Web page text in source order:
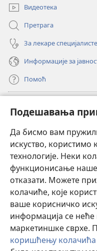
Подешавања
Да бисмо вам
искуство, користимо
технологије. Неки
функционисање
отказати. Можете
колачиће, које
ваше корисничко
информација се неће
маркетиншке сврхе.
коришћењу колачића
Видеотека
Претрага
За лекаре специјалисте
Информације за
Помоћ
(отвара
нови
прозор)ОНЛАЈН БИБЛИОТЕКА
(отвара
нови
прозор)JW Hub®
(отвара
нови
прозор)JW Library
Watchtower Library ®